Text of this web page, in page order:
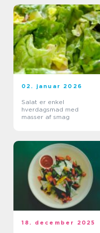
02. januar 2026
Salat er enkel
hverdagsmad med
masser af smag
18. december 2025